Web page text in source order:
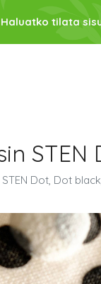
Haluatko tilata
Dot, Dot